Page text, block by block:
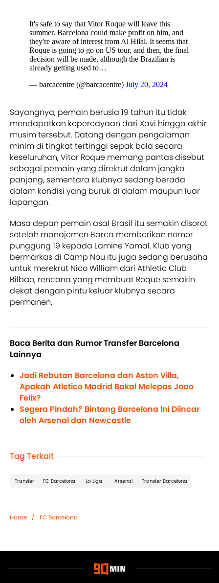
It's safe to say that Vitor Roque will leave this
summer. Barcelona could make profit on him, and
they're aware of interest from Al Hilal. It seems that
Roque is going to go on US tour, and then, the final
decision will be made, although the Brazilian is
already getting used to…
— barcacentre (@barcacentre) July 20, 2024
Sayangnya, pemain berusia 19 tahun itu tidak
mendapatkan kepercayaan dari Xavi hingga akhir
musim tersebut. Datang dengan pengalaman
minim di tingkat tertinggi sepak bola secara
keseluruhan, Vitor Roque memang pantas disebut
sebagai pemain yang direkrut dalam jangka
panjang, sementara klubnya sedang berada
dalam kondisi yang buruk di dalam maupun luar
lapangan.
Masa depan pemain asal Brasil itu semakin disorot
setelah manajemen Barca memberikan nomor
punggung 19 kepada Lamine Yamal. Klub yang
bermarkas di Camp Nou itu juga sedang berusaha
untuk merekrut Nico William dari Athletic Club
Bilbao, rencana yang membuat Roque semakin
dekat dengan pintu keluar klubnya secara
permanen.
Baca Berita dan Rumor Transfer Barcelona
Lainnya
Jadi Rebutan Barcelona dan Aston Villa,
Apakah Atletico Madrid Bakal Melepas Joao
Felix?
Segera Pindah? Bintang Barcelona Ini Diincar
oleh Arsenal dan Newcastle
Tag Terkait
Transfer FC Barcelona La Liga Arsenal Transfer Barcelona
Home / FC Barcelona